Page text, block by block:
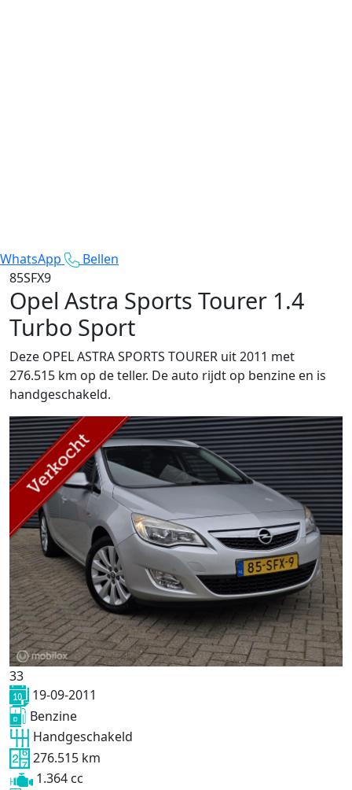
WhatsApp
Bellen
85SFX9
Opel Astra Sports Tourer 1.4
Turbo Sport
Deze OPEL ASTRA SPORTS TOURER uit 2011 met
276.515 km op de teller. De auto rijdt op benzine en is
handgeschakeld.
33
19-09-2011
Benzine
Handgeschakeld
276.515 km
1.364 cc